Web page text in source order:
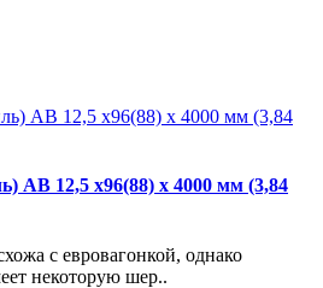
АВ 12,5 х96(88) х 4000 мм (3,84
с евровагонкой, однако
некоторую шер..